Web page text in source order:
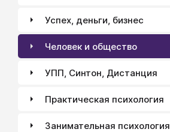
Успех, деньги, бизнес
Человек и общество
УПП, Синтон, Дистанция
Практическая психология
Занимательная психология